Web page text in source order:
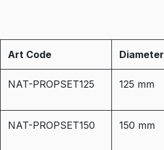
Art Code Diameter
NAT-PROPSET125 125 mm
NAT-PROPSET150 150 mm